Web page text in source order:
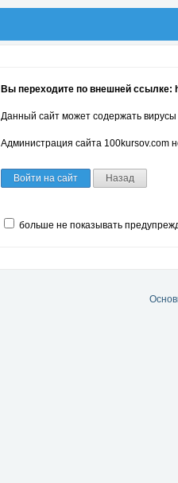
Вы переходите по внешней ссылке:
Данный сайт может содержать
Администрация сайта 100kursov.com
Войти на сайт Назад
больше не показывать